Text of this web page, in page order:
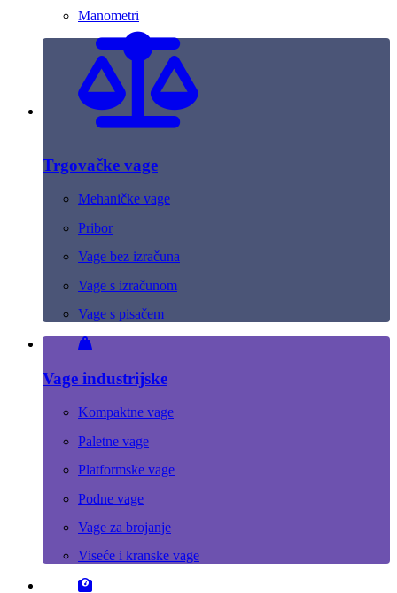
Manometri
Trgovačke vage
Mehaničke vage
Pribor
Vage bez izračuna
Vage s izračunom
Vage s pisačem
Vage industrijske
Kompaktne vage
Paletne vage
Platformske vage
Podne vage
Vage za brojanje
Viseće i kranske vage